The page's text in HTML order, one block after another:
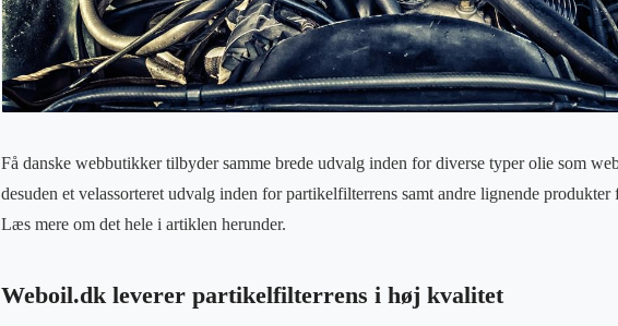
Få danske webbutikker tilbyder samme brede udvalg inden for diverse typer olie som
desuden et velassorteret udvalg inden for partikelfilterrens samt andre lignende
Læs mere om det hele i artiklen herunder.
Weboil.dk leverer partikelfilterrens i høj kvalitet